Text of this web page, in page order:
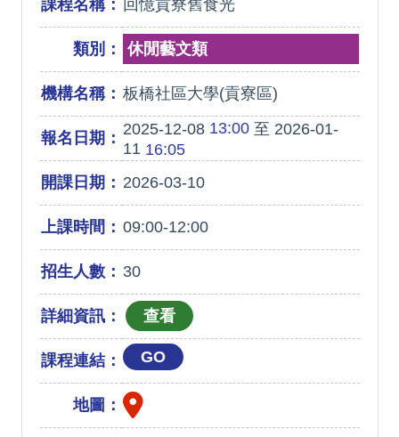
課程名稱： 回憶貢寮舊食光
類別： 休閒藝文類
機構名稱： 板橋社區大學(貢寮區)
報名日期： 2025-12-0813:00至 2026-01-
1116:05
開課日期： 2026-03-10
上課時間： 09:00-12:00
招生人數： 30
詳細資訊：
課程連結： GO
地圖：